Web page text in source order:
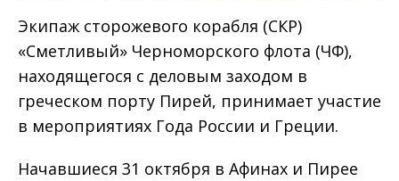
Экипаж сторожевого корабля (СКР)
«Сметливый» Черноморского флота (ЧФ),
находящегося с деловым заходом в
греческом порту Пирей, принимает участие
в мероприятиях Года России и Греции.
Начавшиеся 31 октября в Афинах и Пирее